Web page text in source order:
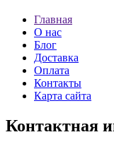
Главная
О нас
Блог
Доставка
Оплата
Контакты
Карта сайта
Контактная